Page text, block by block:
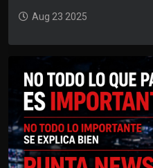
Aug 23 2025